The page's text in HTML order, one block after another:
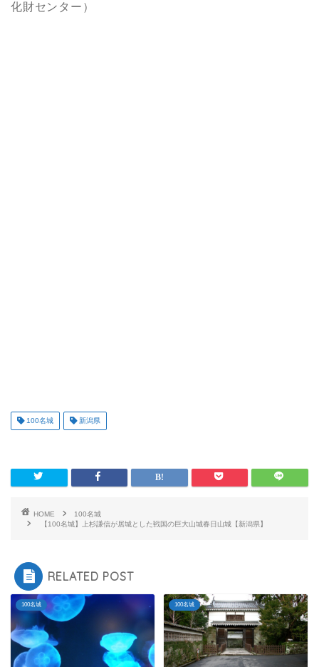
化財センター）
100名城 新潟県
HOME
100名城
【100名城】上杉謙信が居城とした戦国の巨大山城春日山城【新潟県】
RELATED POST
100名城 100名城